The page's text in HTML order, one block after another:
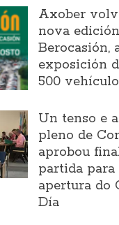
Axober
nova
Berocasión,
exposición
500
Un tenso e
pleno de
aprobou
partida
apertura do
Día